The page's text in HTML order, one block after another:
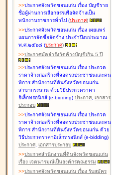
>>ประกาศจังหวัดขอนแก่น เรื่อง บัญชีราย
ชื่อผู้ผ่านการเลือกสรรเพื่อจัดจ้างเป็น
พนักงานราชการทั่วไป (ประกาศ)
>>ประกาศจังหวัดขอนแก่น เรื่อง เผยแพร่
แผนการจัดซื้อจัดจ้าง ประจำปีงบประมาณ
พ.ศ.๒๕๖๘ (ประกาศ)
>>ประกาศมัดจำรังวัดค้างบัญชีเกิน 5 ปี
>>ประกาศจังหวัดขอนแก่น เรื่อง ประกวด
ราคาจ้างก่อสร้างที่จอดรถประชาชนและคน
พิการ สำนักงานที่ดินจังหวัดขอนแก่น
สาขากระนวน ด้วยวิธีประกวดราคา
อิเล็กทรอนิกส์ (e-bidding) ประกาศ, เอกสาร
ประกอบ
>>ประกาศจังหวัดขอนแก่น เรื่อง ประกวด
ราคาจ้างก่อสร้างที่จอดรถประชาชนและคน
พิการ สำนักงานที่ดินจังหวัดขอนแก่น ด้วย
วิธีประกวดราคาอิเล็กทรอนิกส์ (e-bidding)
ประกาศ, เอกสารประกอบ
>>ประกาศสำนักงานที่ดินจังหวัดขอนแก่น
เรื่อง เจตนารมณ์เป็นองค์กรคุณธรรม
>>ประกาศจังหวัดขอนแก่น เรื่อง รับสมัคร